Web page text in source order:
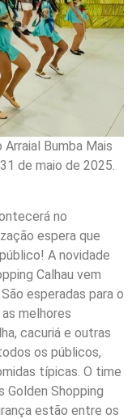
Arraial Bumba Mais
de maio de 2025.
no
espera que
A novidade
Calhau vem
esperadas para o
melhores
cacuriá e outras
os públicos,
típicas. O time
Golden Shopping
estão entre os